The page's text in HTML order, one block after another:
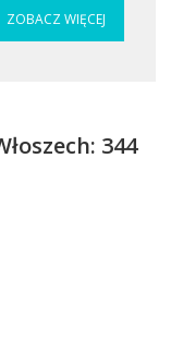
ZOBACZ WIĘCEJ
344